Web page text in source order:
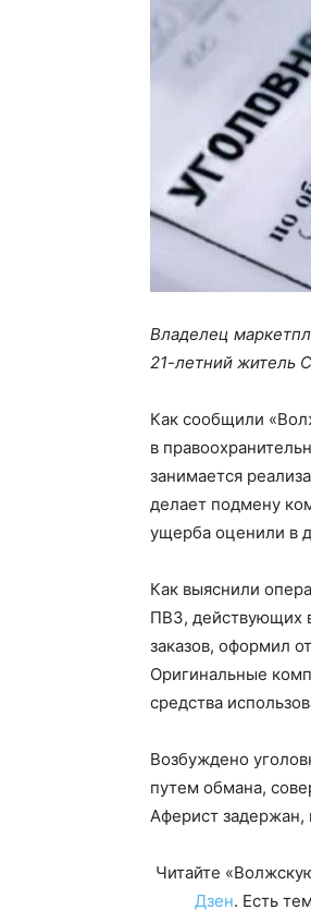
Владелец
21-летний житель
Как сообщили
в
занимается
делает подмену
ущерба оценили в
Как выяснили
ПВЗ, действующих
заказов, оформил
Оригинальные
средства
Возбуждено
путем обмана,
Аферист задержан,
Читайте
Дзен. Есть